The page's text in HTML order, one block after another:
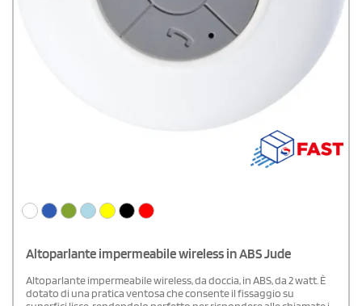
Altoparlante impermeabile wireless in ABS Jude
Altoparlante impermeabile wireless, da doccia, in ABS, da 2 watt. È
dotato di una pratica ventosa che consente il fissaggio su